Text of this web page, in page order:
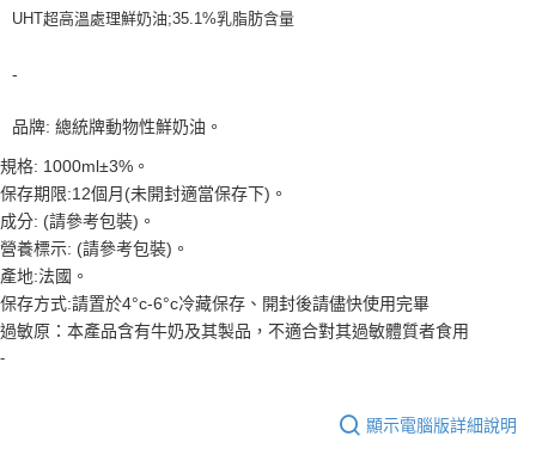
１．簡單：不需註冊會員、不需綁卡、不需儲值。
１．於結帳方式選擇「AFTEE先享後付」後，將跳轉至「AFTEE先享後付」
結帳頁面，進行簡訊認證並確認金額後，即可完成結帳。
２．訂單成立數日內，您將收到繳費通知簡訊。
３．收到繳費通知簡訊後14天內，點擊此簡訊中的連結，可透過四大超商／
ATM／網路銀行／等多元方式進行付款，方視為交易完成。
※ 請注意：結帳手續完成當下不需立刻繳費，但若您需要取消訂單，請聯絡
購買商品的店家。未經商家同意取消之訂單仍視為有效，需透過AFTEE先享
後付繳納相關費用。
是否繳費成功／繳費後需取消欲退款等相關疑問，請聯繫「AFTEE先享後付
客戶支援中心」https://netprotections.freshdesk.com/support/home
易，需依本服務之必要範圍內提供個人資料，並將交易相關給付款項請求債
運送方式
冷藏宅配-新竹物流 單筆限重20kg
每筆NT$200，滿NT$3,000(含以上)免運費
UHT超高溫處理鮮奶油;35.1%乳脂肪含量
-
品牌: 總統牌動物性鮮奶油。
規格: 1000ml±3%。
保存期限:12個月(未開封適當保存下)。
成分: (請參考包裝)。
營養標示: (請參考包裝)。
產地:法國。
保存方式:請置於4°c-6°c冷藏保存、開封後請儘快使用完畢
過敏原：本產品含有牛奶及其製品，不適合對其過敏體質者食用
-
顯示電腦版詳細說明